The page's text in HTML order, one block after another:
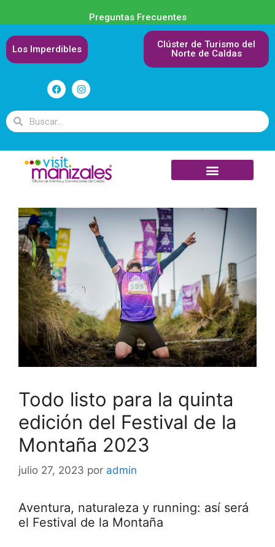
Preguntas Frecuentes
Los Imperdibles
Clúster de Turismo del
Norte de Caldas
Todo listo para la quinta
edición del Festival de la
Montaña 2023
julio 27, 2023 por admin
Aventura, naturaleza y running: así será
el Festival de la Montaña